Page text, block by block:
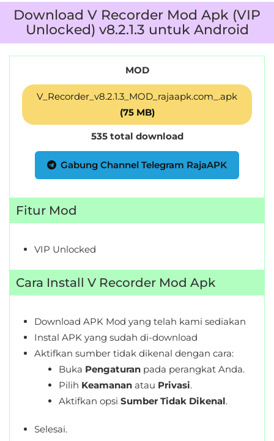
LifeStyle
Maps
&
Medical
News
&
Personalisasi
Personalization
Photography
Productivity
Shopping
Social
Download V Recorder Mod Apk (VIP
Unlocked) v8.2.1.3 untuk Android
MOD
V_Recorder_v8.2.1.3_MOD_rajaapk.com_.apk
(75 MB)
535 total download
Gabung Channel Telegram RajaAPK
Fitur Mod
VIP Unlocked
Cara Install V Recorder Mod Apk
Download APK Mod yang telah kami sediakan
Instal APK yang sudah di-download
Aktifkan sumber tidak dikenal dengan cara:
Buka Pengaturan pada perangkat Anda.
Pilih Keamanan atau Privasi.
Aktifkan opsi Sumber Tidak Dikenal.
Selesai.